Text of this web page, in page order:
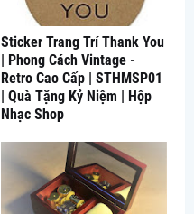
Sticker Trang Trí Thank You
| Phong Cách Vintage -
Retro Cao Cấp | STHMSP01
| Quà Tặng Kỷ Niệm | Hộp
Nhạc Shop